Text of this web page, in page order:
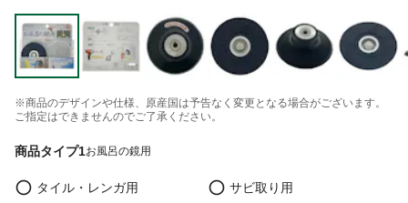
※商品のデザインや仕様、原産国は予告なく変更となる場合がございます。
ご指定はできませんのでご了承ください。
商品タイプ1お風呂の鏡用
タイル・レンガ用
サビ取り用